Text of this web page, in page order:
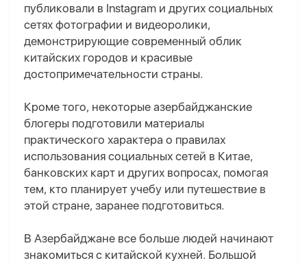
публиковали в Instagram и других социальных
сетях фотографии и видеоролики,
демонстрирующие современный облик
китайских городов и красивые
достопримечательности страны.
Кроме того, некоторые азербайджанские
блогеры подготовили материалы
практического характера о правилах
использования социальных сетей в Китае,
банковских карт и других вопросах, помогая
тем, кто планирует учебу или путешествие в
этой стране, заранее подготовиться.
В Азербайджане все больше людей начинают
знакомиться с китайской кухней. Большой